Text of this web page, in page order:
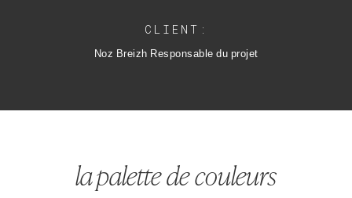
CLIENT:
Noz Breizh Responsable du projet
la palette de couleurs